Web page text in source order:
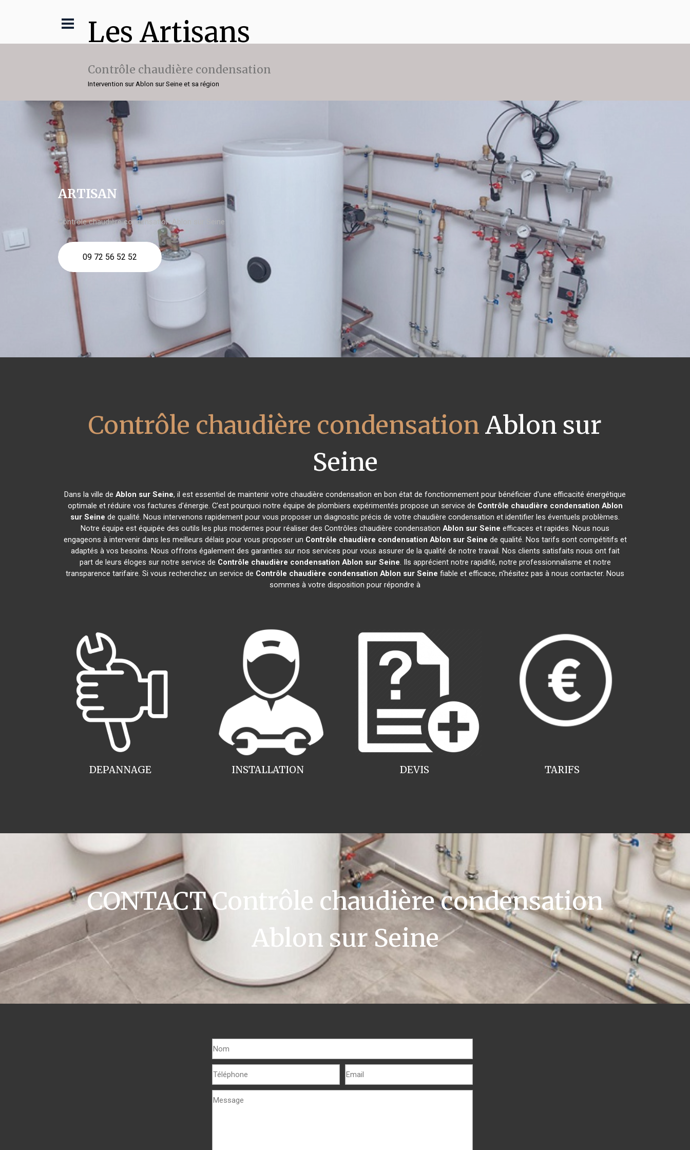
Les Artisans
Contrôle chaudière condensation
Intervention sur Ablon sur Seine et sa région
ARTISAN
Contrôle chaudière condensation Ablon sur Seine
09 72 56 52 52
Contrôle chaudière condensation Ablon sur
Seine
Dans la ville de Ablon sur Seine, il est essentiel de maintenir votre chaudière condensation en bon état de fonctionnement pour bénéficier d'une efficacité énergétique
optimale et réduire vos factures d'énergie. C'est pourquoi notre équipe de plombiers expérimentés propose un service de Contrôle chaudière condensation Ablon
sur Seine de qualité. Nous intervenons rapidement pour vous proposer un diagnostic précis de votre chaudière condensation et identifier les éventuels problèmes.
Notre équipe est équipée des outils les plus modernes pour réaliser des Contrôles chaudière condensation Ablon sur Seine efficaces et rapides. Nous nous
engageons à intervenir dans les meilleurs délais pour vous proposer un Contrôle chaudière condensation Ablon sur Seine de qualité. Nos tarifs sont compétitifs et
adaptés à vos besoins. Nous offrons également des garanties sur nos services pour vous assurer de la qualité de notre travail. Nos clients satisfaits nous ont fait
part de leurs éloges sur notre service de Contrôle chaudière condensation Ablon sur Seine. Ils apprécient notre rapidité, notre professionnalisme et notre
transparence tarifaire. Si vous recherchez un service de Contrôle chaudière condensation Ablon sur Seine fiable et efficace, n'hésitez pas à nous contacter. Nous
sommes à votre disposition pour répondre à
INSTALLATION
DEPANNAGE TARIFS
DEVIS
CONTACT Contrôle chaudière condensation
Ablon sur Seine